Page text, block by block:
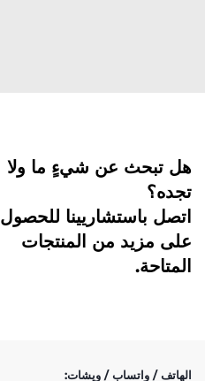
هل تبحث عن شيءٍ ما ولا
تجده؟
اتصل باستشاريينا للحصول
على مزيد من المنتجات
المتاحة.
الهاتف / واتساب / ويشات: